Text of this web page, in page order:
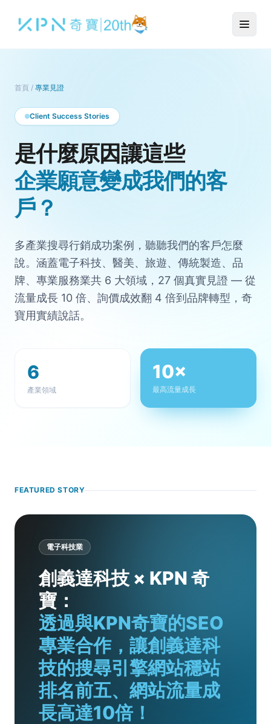
首頁 / 專業見證
Client Success Stories
是什麼原因讓這些
企業願意變成我們的客
戶？
多產業搜尋行銷成功案例，聽聽我們的客戶怎麼
說。涵蓋電子科技、醫美、旅遊、傳統製造、品
牌、專業服務業共 6 大領域，27 個真實見證 — 從
流量成長 10 倍、詢價成效翻 4 倍到品牌轉型，奇
寶用實績說話。
6
產業領域
10×
最高流量成長
FEATURED STORY
電子科技業
創義達科技 × KPN 奇
寶：
透過與KPN奇寶的SEO
專業合作，讓創義達科
技的搜尋引擎網站穩站
排名前五、網站流量成
長高達10倍！